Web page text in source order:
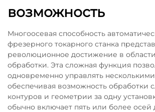
возможность
Многоосевая способность
фрезерного токарного станка
революционное достижение в
обработки. Эта сложная функция
одновременно управлять
обеспечивая возможность обработки
контуров и геометрии за одну
обычно включает пять или более